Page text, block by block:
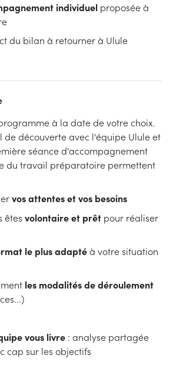
individuel proposée à
du bilan à retourner à Ulule
à la date de votre choix.
de découverte avec l'équipe Ulule et
séance d'accompagnement
du travail préparatoire permettent
vos attentes et vos besoins
êtes volontaire et prêt pour réaliser
le plus adaptéà votre situation
les modalités de déroulement
vous livre : analyse partagée
cap sur les objectifs